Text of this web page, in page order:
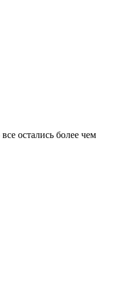
остались более чем